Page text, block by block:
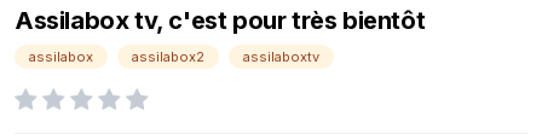
Assilabox tv, c'est pour très bientôt
assilabox assilabox2 assilaboxtv